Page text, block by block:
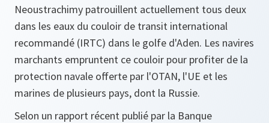
Neoustrachimy patrouillent actuellement tous deux
dans les eaux du couloir de transit international
recommandé (IRTC) dans le golfe d'Aden. Les navires
marchants empruntent ce couloir pour profiter de la
protection navale offerte par l'OTAN, l'UE et les
marines de plusieurs pays, dont la Russie.
Selon un rapport récent publié par la Banque